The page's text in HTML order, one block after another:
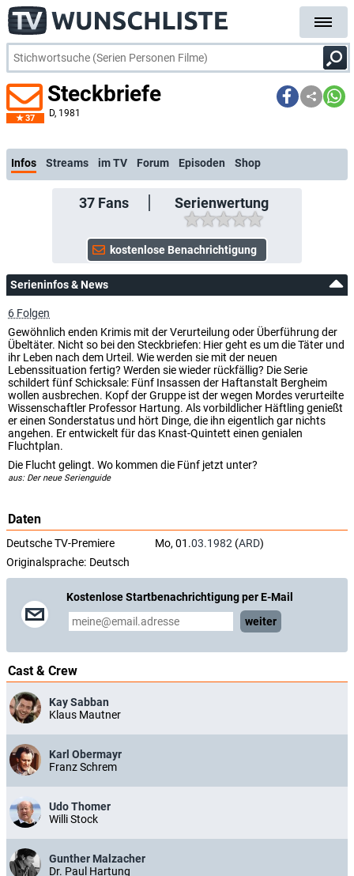
37
Steckbriefe
D, 1981
kostenlo
Infos Streams im TV Forum Episoden Shop
37Fans Serienwertung
Serieninfos & News
6 Folgen
Gewöhnlich enden Krimis mit der Verurteilung oder Überführung der
Übeltäter. Nicht so bei den Steckbriefen: Hier geht es um die Täter und
ihr Leben nach dem Urteil. Wie werden sie mit der neuen
Lebenssituation fertig? Werden sie wieder rückfällig? Die Serie
schildert fünf Schicksale: Fünf Insassen der Haftanstalt Bergheim
wollen ausbrechen. Kopf der Gruppe ist der wegen Mordes verurteilte
Wissenschaftler Professor Hartung. Als vorbildlicher Häftling genießt
er einen Sonderstatus und hört Dinge, die ihn eigentlich gar nichts
angehen. Er entwickelt für das Knast-Quintett einen genialen
Fluchtplan.
Die Flucht gelingt. Wo kommen die Fünf jetzt unter?
aus: Der neue Serienguide
Daten
Deutsche TV-Premiere Mo, 01.03.1982 (ARD)
Originalsprache: Deutsch
Kostenlose Startbenachrichtigung per E-Mail
weiter
Cast & Crew
Kay Sabban
Klaus Mautner
Karl Obermayr
Franz Schrem
Udo Thomer
Willi Stock
Gunther Malzacher
Dr. Paul Hartung